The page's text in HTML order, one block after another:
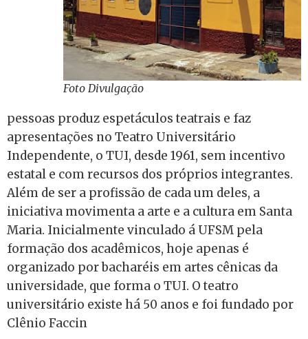
Foto Divulgação
pessoas produz espetáculos teatrais e faz
apresentações no Teatro Universitário
Independente, o TUI, desde 1961, sem incentivo
estatal e com recursos dos próprios integrantes.
Além de ser a profissão de cada um deles, a
iniciativa movimenta a arte e a cultura em Santa
Maria. Inicialmente vinculado á UFSM pela
formação dos acadêmicos, hoje apenas é
organizado por bacharéis em artes cênicas da
universidade, que forma o TUI. O teatro
universitário existe há 50 anos e foi fundado por
Clênio Faccin